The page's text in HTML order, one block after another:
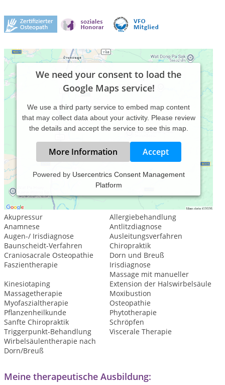
We need your consent to load the
Google Maps service!
We use a third party service to embed map content
that may collect data about your activity. Please review
the details and accept the service to see this map.
More Information Accept
Powered by Usercentrics Consent Management
Platform
Leistungsspektrum:
Traditionelle und komplementäre Medizin, Heilkunde
Akupressur
Allergiebehandlung
Anamnese
Antlitzdiagnose
Augen-/ Irisdiagnose
Ausleitungsverfahren
Baunscheidt-Verfahren
Chiropraktik
Craniosacrale Osteopathie
Dorn und Breuß
Faszientherapie
Irisdiagnose
Kinesiotaping
Massage mit manueller
Extension der Halswirbelsäule
Massagetherapie
Moxibustion
Myofaszialtherapie
Osteopathie
Pflanzenheilkunde
Phytotherapie
Sanfte Chiropraktik
Schröpfen
Triggerpunkt-Behandlung
Viscerale Therapie
Wirbelsäulentherapie nach
Dorn/Breuß
Meine therapeutische Ausbildung: